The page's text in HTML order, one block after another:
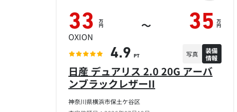
神奈川県横浜市保土ケ谷区
日産 デュアリス 2.0 20G アーバ
ンブラックレザーII
33 万
円 ～ 35 万
円
OXION
4.9 PT 写真
装備
情報